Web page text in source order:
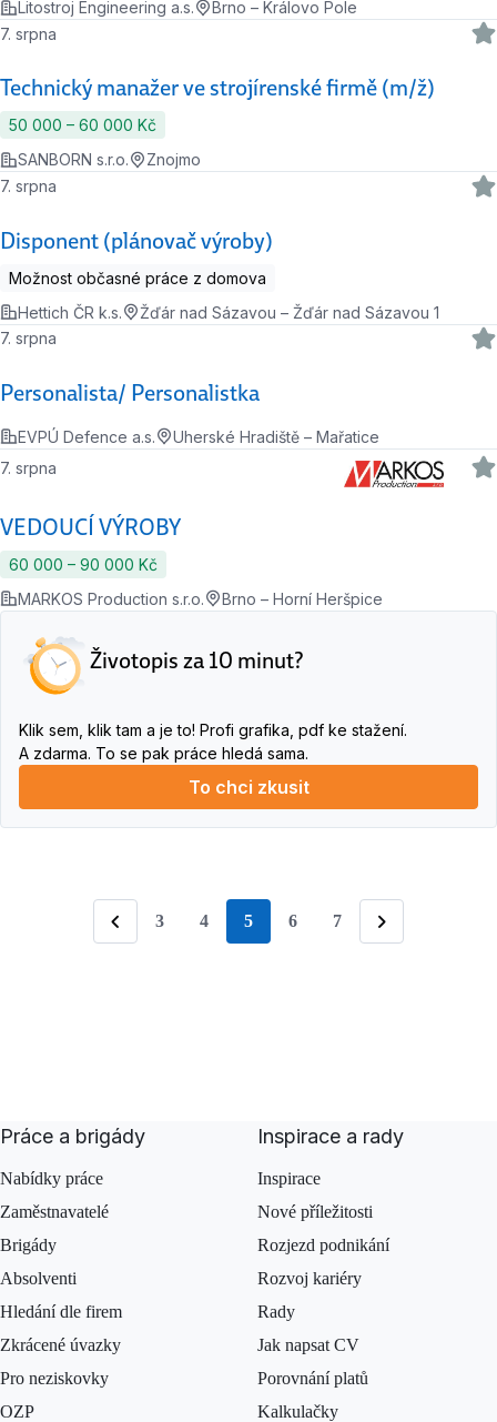
Litostroj Engineering a.s. Brno – Královo Pole
Technický manažer ve strojírenské firmě (m/ž)
7. srpna
50 000 ‍–‍ 60 000 Kč
SANBORN s.r.o.
Znojmo
Disponent (plánovač výroby)
7. srpna
Možnost občasné práce z domova
Hettich ČR k.s.
Žďár nad Sázavou – Žďár nad Sázavou 1
Personalista/ Personalistka
7. srpna
EVPÚ Defence a.s. Uherské Hradiště – Mařatice
VEDOUCÍ VÝROBY
7. srpna
60 000 ‍–‍ 90 000 Kč
MARKOS Production s.r.o.
Brno – Horní Heršpice
Životopis za 10 minut?
Klik sem, klik tam a je to! Profi grafika, pdf ke stažení.
A zdarma. To se pak práce hledá sama.
To chci zkusit
Předchozí
3 4 stránka
5 6 7
Následující
Práce a brigády
Nabídky práce
Zaměstnavatelé
Brigády
Absolventi
Hledání dle firem
Zkrácené úvazky
Pro neziskovky
OZP
Inspirace a rady
Inspirace
Nové příležitosti
Rozjezd podnikání
Rozvoj kariéry
Rady
Jak napsat CV
Porovnání platů
Kalkulačky